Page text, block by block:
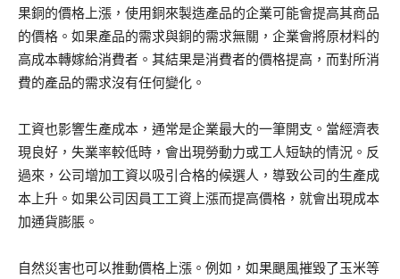
果銅的價格上漲，使用銅來製造產品的企業可能會提高其商品
的價格。如果產品的需求與銅的需求無關，企業會將原材料的
高成本轉嫁給消費者。其結果是消費者的價格提高，而對所消
費的產品的需求沒有任何變化。
工資也影響生產成本，通常是企業最大的一筆開支。當經濟表
現良好，失業率較低時，會出現勞動力或工人短缺的情況。反
過來，公司增加工資以吸引合格的候選人，導致公司的生產成
本上升。如果公司因員工工資上漲而提高價格，就會出現成本
加通貨膨脹。
自然災害也可以推動價格上漲。例如，如果颶風摧毀了玉米等